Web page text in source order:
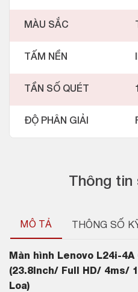
Thông
MÔ TẢ THÔNG SỐ
Màn hình Lenovo L24i-4A
(23.8Inch/ Full HD/ 4ms/
Loa)
MÀU SẮC
TẤM NỀN
TẦN SỐ QUÉT
ĐỘ PHÂN GIẢI